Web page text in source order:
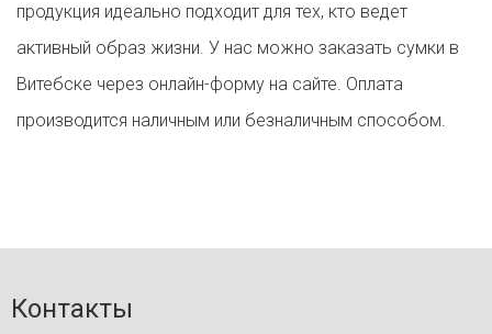
продукция идеально подходит для тех, кто ведет
активный образ жизни. У нас можно заказать сумки в
Витебске через онлайн-форму на сайте. Оплата
производится наличным или безналичным способом.
Контакты